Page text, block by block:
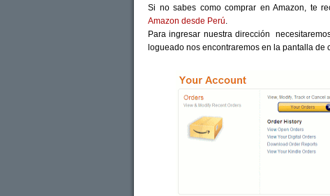
Si no sabes como comprar en Amazon, te
Amazon desde Perú.
Para ingresar nuestra dirección
logueado nos encontraremos en la pantalla de